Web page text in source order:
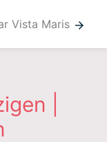
Vista Maris arrow_forward
|